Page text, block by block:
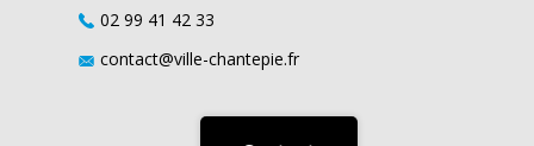
02 99 41 42 33
contact@ville-chantepie.fr